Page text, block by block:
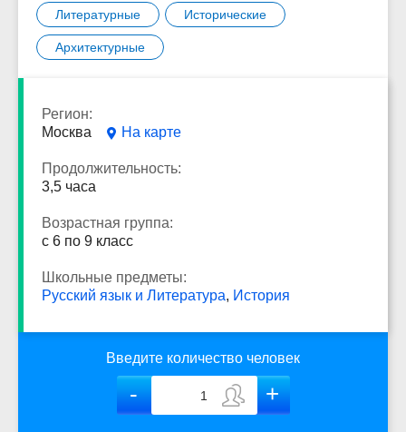
Литературные Исторические
Архитектурные
Регион:
Москва
На карте
Продолжительность:
3,5 часа
Возрастная группа:
с 6 по 9 класс
Школьные предметы:
Русский язык и Литература, История
Введите количество человек